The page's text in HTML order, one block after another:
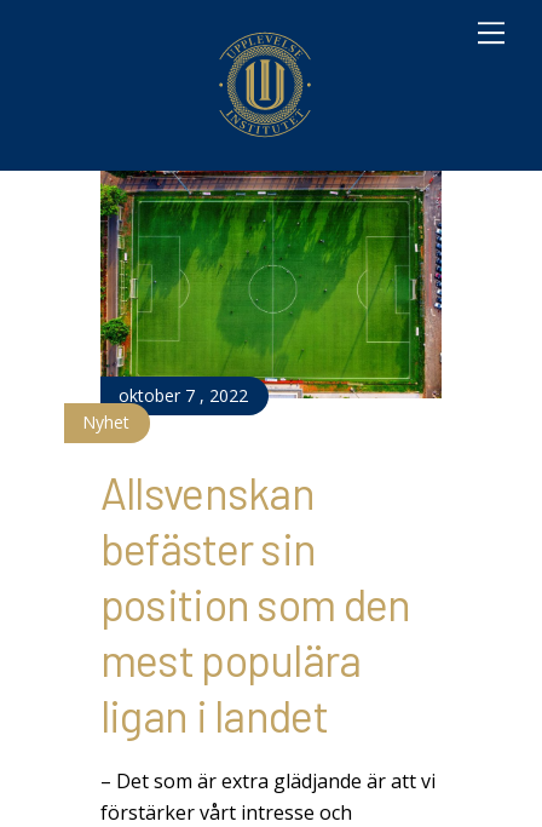
M
e
oktober 7, 2022
Nyhet
Allsvenskan
befäster sin
position som den
mest populära
ligan i landet
– Det som är extra glädjande är att vi
förstärker vårt intresse och